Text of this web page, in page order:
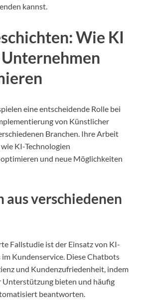
kannst.
Wie KI
eine entscheidende Rolle bei
von Künstlicher
Branchen. Ihre Arbeit
KI-Technologien
und neue Möglichkeiten
aus verschiedenen
Fallstudie ist der Einsatz von KI-
Kundenservice. Diese Chatbots
und Kundenzufriedenheit, indem
Unterstützung bieten und häufig
beantworten.